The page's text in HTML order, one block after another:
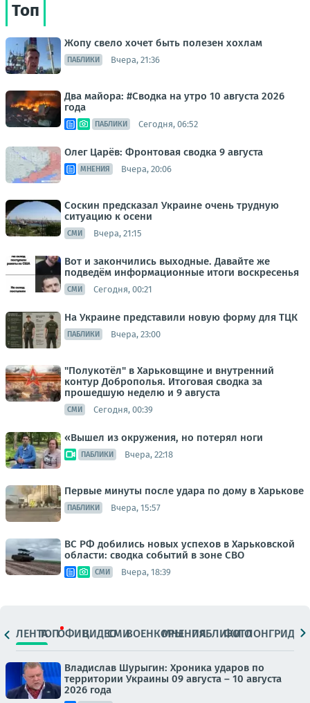
Топ
Жопу свело хочет быть полезен хохлам
ПАБЛИКИ Вчера, 21:36
Два майора: #Сводка на утро 10 августа 2026
года
ПАБЛИКИ Сегодня, 06:52
Олег Царёв: Фронтовая сводка 9 августа
МНЕНИЯ Вчера, 20:06
Соскин предсказал Украине очень трудную
ситуацию к осени
СМИ Вчера, 21:15
Вот и закончились выходные. Давайте же
подведём информационные итоги воскресенья
СМИ Сегодня, 00:21
На Украине представили новую форму для ТЦК
ПАБЛИКИ Вчера, 23:00
"Полукотёл" в Харьковщине и внутренний
контур Доброполья. Итоговая сводка за
прошедшую неделю и 9 августа
СМИ Сегодня, 00:39
«Вышел из окружения, но потерял ноги
ПАБЛИКИ Вчера, 22:18
Первые минуты после удара по дому в Харькове
ПАБЛИКИ Вчера, 15:57
ВС РФ добились новых успехов в Харьковской
области: сводка событий в зоне СВО
СМИ Вчера, 18:39
ЛЕНТАТОПОФИЦ.ВИДЕОСМИВОЕНКОРЫМНЕНИЯПАБЛИКИ
ФОТОЛОНГРИДЫ
Владислав Шурыгин: Хроника ударов по
территории Украины 09 августа – 10 августа
2026 года